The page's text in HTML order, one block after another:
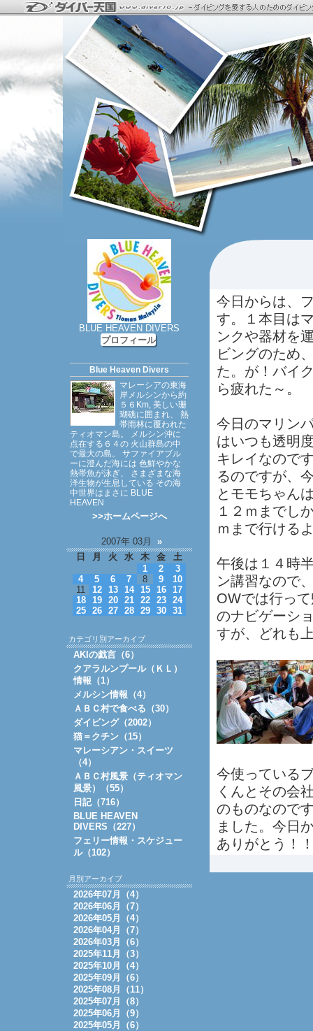
今日からは、
す。１本目は
ンクや器材を
ビングのため
た。が！バイ
ら疲れた～。
今日のマリン
はいつも透明
キレイなので
るのですが、
とモモちゃん
１２ｍまでし
ｍまで行ける
午後は１４時
ン講習なので
OWでは行っ
のナビゲーシ
すが、どれも
今使っている
くんとその会
のものなので
ました。今日
ありがとう！
BLUE HEAVEN DIVERS
プロフィール
Blue Heaven Divers
マレーシアの東海
岸メルシンから約
５６Km, 美しい珊
瑚礁に囲まれ、 熱
帯雨林に覆われた
ティオマン島。 メルシン沖に
点在する６４の 火山群島の中
で最大の島。 サファイアブル
ーに澄んだ海には 色鮮やかな
熱帯魚が泳ぎ、 さまざまな海
洋生物が生息している その海
中世界はまさに BLUE
HEAVEN
>>ホームページへ
2007年 03月 »
日
月 火 水 木 金
土
1
2
3
4
5 6 7 8 9
10
11
12 13 14 15 16
17
18
19 20 21 22 23
24
25
26 27 28 29 30 31
カテゴリ別アーカイブ
AKIの戯言（6）
クアラルンプール（ＫＬ）
情報（1）
メルシン情報（4）
ＡＢＣ村で食べる（30）
ダイビング（2002）
猫＝クチン（15）
マレーシアン・スイーツ
（4）
ＡＢＣ村風景（ティオマン
風景）（55）
日記（716）
BLUE HEAVEN
DIVERS（227）
フェリー情報・スケジュー
ル（102）
月別アーカイブ
2026年07月（4）
2026年06月（7）
2026年05月（4）
2026年04月（7）
2026年03月（6）
2025年11月（3）
2025年10月（4）
2025年09月（6）
2025年08月（11）
2025年07月（8）
2025年06月（9）
2025年05月（6）